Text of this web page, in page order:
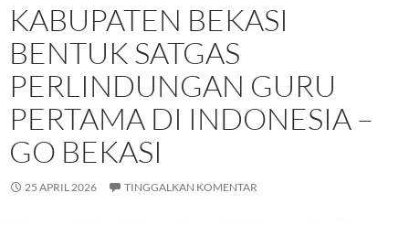
KABUPATEN BEKASI
BENTUK SATGAS
PERLINDUNGAN GURU
PERTAMA DI INDONESIA –
GO BEKASI
25 APRIL 2026 TINGGALKAN KOMENTAR